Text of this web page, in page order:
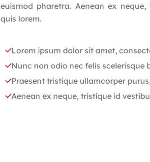
euismod pharetra. Aenean ex
quis lorem.
Lorem ipsum dolor sit amet,
Nunc non odio nec felis scelerisque
Praesent tristique ullamcorper
Aenean ex neque, tristique id